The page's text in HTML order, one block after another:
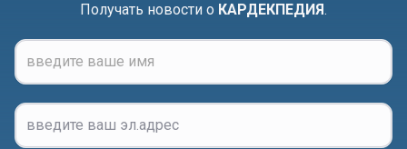
Получать новости о КАРДЕКПЕДИЯ.